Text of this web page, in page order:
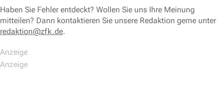
Haben Sie Fehler entdeckt? Wollen Sie uns Ihre Meinung
mitteilen? Dann kontaktieren Sie unsere Redaktion gerne unter
redaktion@zfk.de.